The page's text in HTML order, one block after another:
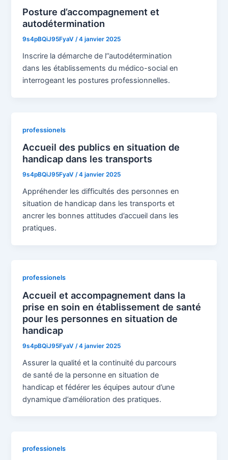
Posture d’accompagnement et
autodétermination
9s4pBQiJ95FyaV/4 janvier 2025
Inscrire la démarche de l’’autodétermination
dans les établissements du médico-social en
interrogeant les postures professionnelles.
professionels
Accueil des publics en situation de
handicap dans les transports
9s4pBQiJ95FyaV/4 janvier 2025
Appréhender les difficultés des personnes en
situation de handicap dans les transports et
ancrer les bonnes attitudes d’accueil dans les
pratiques.
professionels
Accueil et accompagnement dans la
prise en soin en établissement de santé
pour les personnes en situation de
handicap
9s4pBQiJ95FyaV /4 janvier 2025
Assurer la qualité et la continuité du parcours
de santé de la personne en situation de
handicap et fédérer les équipes autour d’une
dynamique d’amélioration des pratiques.
professionels